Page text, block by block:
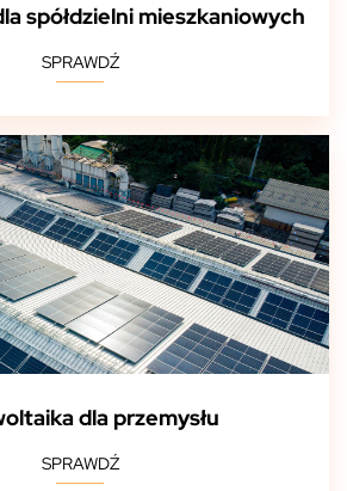
spółdzielni mieszkaniowych
SPRAWDŹ
dla przemysłu
SPRAWDŹ